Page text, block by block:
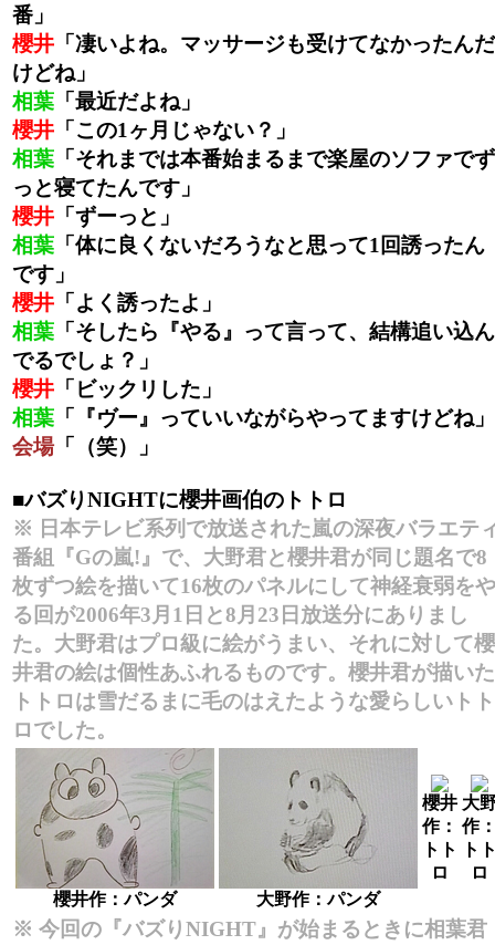
番」
櫻井 「凄いよね。マッサージも受けてなかったんだ
けどね」
相葉 「最近だよね」
櫻井 「この1ヶ月じゃない？」
相葉 「それまでは本番始まるまで楽屋のソファでず
っと寝てたんです」
櫻井 「ずーっと」
相葉 「体に良くないだろうなと思って1回誘ったん
です」
櫻井 「よく誘ったよ」
相葉 「そしたら『やる』って言って、結構追い込ん
でるでしょ？」
櫻井 「ビックリした」
相葉 「『ヴー』っていいながらやってますけどね」
会場「（笑）」
■バズりNIGHTに櫻井画伯のトトロ
※ 日本テレビ系列で放送された嵐の深夜バラエテ
番組『Gの嵐!』で、大野君と櫻井君が同じ題名で8
枚ずつ絵を描いて16枚のパネルにして神経衰弱をや
る回が2006年3月1日と8月23日放送分にありまし
た。大野君はプロ級に絵がうまい、それに対して櫻
井君の絵は個性あふれるものです。櫻井君が描いた
トトロは雪だるまに毛のはえたような愛らしいトト
ロでした。
櫻井作：パンダ 大野作：パンダ
櫻井
作：
トト
ロ
大
作
ト
ロ
※ 今回の『バズりNIGHT』が始まるときに相葉君